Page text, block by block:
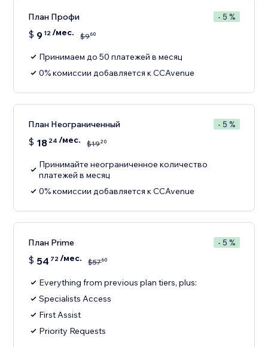
План Профи - 5 %
$ 9 12/мес. $960
Принимаем до 50 платежей в месяц
0% комиссии добавляется к CCAvenue
План Неограниченный - 5 %
$ 18 24 /мес. $1920
Принимайте неограниченное количество
платежей в месяц
0% комиссии добавляется к CCAvenue
План Prime - 5 %
$ 54 72/мес. $5760
Everything from previous plan tiers, plus:
Specialists Access
First Assist
Priority Requests